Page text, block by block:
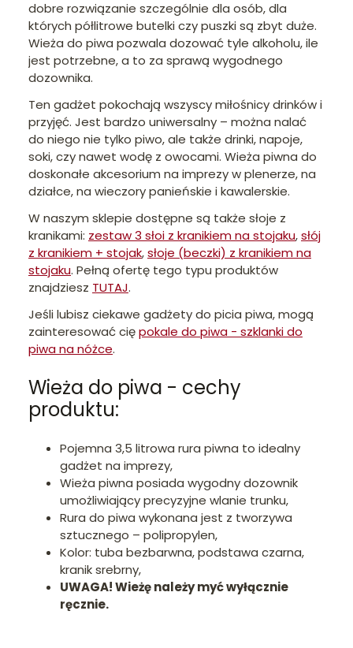
dobre rozwiązanie szczególnie dla osób, dla
których półlitrowe butelki czy puszki są zbyt duże.
Wieża do piwa pozwala dozować tyle alkoholu, ile
jest potrzebne, a to za sprawą wygodnego
dozownika.
Ten gadżet pokochają wszyscy miłośnicy drinków i
przyjęć. Jest bardzo uniwersalny – można nalać
do niego nie tylko piwo, ale także drinki, napoje,
soki, czy nawet wodę z owocami. Wieża piwna do
doskonałe akcesorium na imprezy w plenerze, na
działce, na wieczory panieńskie i kawalerskie.
W naszym sklepie dostępne są także słoje z
kranikami: zestaw 3 słoi z kranikiem na stojaku,słój
z kranikiem + stojak,słoje (beczki) z kranikiem na
stojaku. Pełną ofertę tego typu produktów
znajdziesz TUTAJ.
Jeśli lubisz ciekawe gadżety do picia piwa, mogą
zainteresować ciępokale do piwa - szklanki do
piwa na nóżce.
Wieża do piwa - cechy
produktu:
Pojemna 3,5 litrowa rura piwna to idealny
gadżet na imprezy,
Wieża piwna posiada wygodny dozownik
umożliwiający precyzyjne wlanie trunku,
Rura do piwa wykonana jest z tworzywa
sztucznego – polipropylen,
Kolor: tuba bezbarwna, podstawa czarna,
kranik srebrny,
UWAGA! Wieżę należy myć wyłącznie
ręcznie.